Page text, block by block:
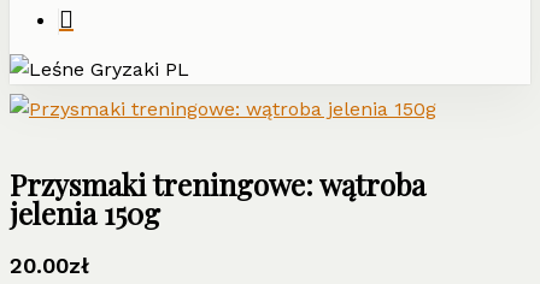
Przysmaki treningowe: wątroba
jelenia 150g
20.00zł